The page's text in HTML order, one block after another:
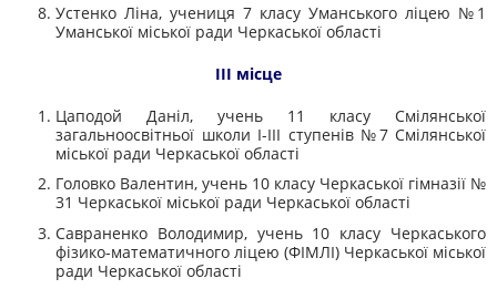
Устенко Ліна, учениця 7 класу Уманського ліцею №1
Уманської міської ради Черкаської області
III місце
Цаподой Даніл, учень 11 класу Смілянської
загальноосвітньої школи І-III ступенів №7 Смілянської
міської ради Черкаської області
Головко Валентин, учень 10 класу Черкаської гімназії №
31 Черкаської міської ради Черкаської області
Савраненко Володимир, учень 10 класу Черкаського
фізико-математичного ліцею (ФІМЛІ) Черкаської міської
ради Черкаської області